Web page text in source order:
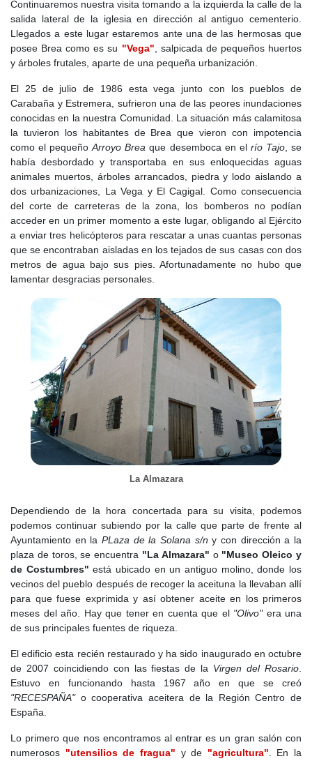
extramuros:
San Roque , a unos 100 metros del pueblo. Santa Catalina, en un
cerro, que antiguamente pudo haber sido una parroquia yLa
Concepción de Nuestra Señora.
A nivel administrativo, Brea dependía del Consejo de Castilla y del
marqués de Mondéjar, quien tenía la potestad de nombrar los
cargos de justicia. La jurisdicción local incluía un alcalde mayor,
dos corregidores, un alguacil, un escribano y un procurador.
Hacia finales del siglo XVIII, la población de Brea alcanzó los 260
vecinos, según Tomás López en 1788. Sin embargo, la villa
seguía siendo un enclave eminentemente agrícola, con pocas
oportunidades de diversificación económica.
Siglo XIX
. En 1808, durante la Guerra de la Independencia, Brea
fue escenario de enfrentamientos, ya que formaba parte del área
de acción del guerrillero
Juan Martín "El Empecinado"
. En 1833,
con la reorganización territorial de España, Brea dejó de formar
Madrid, dentro del partido judicial de Chinchón. La
Desamortización de Mendizábal (1835) afectó sus propiedades
eclesiásticas.
El Diccionario de Madoz (1847) describe a Brea como una villa
con 800 habitantes, un territorio árido con montes y cultivos de
trigo, cebada, olivos y zumaque. Su economía se basaba en la
agricultura y la ganadería ovina y caprina. Se mencionan dos
molinos de aceite y una posada. Sin embargo, la población
experimentó un descenso a finales del siglo XIX. En 1897, se
construyó la ermita de San Isidro. También se levantaron la
escuela primaria y la casa consistorial.
embargo, la iglesia sufrió daños y perdió parte de su mobiliario
litúrgico. En las décadas de 1940-1950, tras la guerra, se
realizaron obras de reconstrucción, incluyendo la reforma del
ayuntamiento y la construcción del grupo escolar. También se
mejoró el suministro de agua con un depósito en 1958.
En 1964, se construyó una clínica con vivienda para el médico.
En 1970, se inauguró el nuevo cementerio. Durante estos años,
la despoblación se intensificó por la migración a Madrid, aunque
Roque. Entre 1980 y 1990, Brea sufrió un descenso del 13% en
su población, con un envejecimiento demográfico progresivo. La
actividad agrícola cayó y la ganadería pasó a estar dominada por
el sector porcino. Entre las mejoras urbanas destacaron la
apertura del Centro de Actividades Juan Carlos I (1993), la
construcción de la piscina municipal (1997) y la restauración del
antiguo pósito en 1995.
Continuaremos nuestra visita tomando a la izquierda la calle de la
salida lateral de la iglesia en dirección al antiguo cementerio.
Llegados a este lugar estaremos ante una de las hermosas que
posee Brea como es su "Vega", salpicada de pequeños huertos
y árboles frutales, aparte de una pequeña urbanización.
El 25 de julio de 1986 esta vega junto con los pueblos de
Carabaña y Estremera, sufrieron una de las peores inundaciones
conocidas en la nuestra Comunidad. La situación más calamitosa
la tuvieron los habitantes de Brea que vieron con impotencia
como el pequeñoArroyo Brea que desemboca en el río Tajo, se
había desbordado y transportaba en sus enloquecidas aguas
animales muertos, árboles arrancados, piedra y lodo aislando a
dos urbanizaciones, La Vega y El Cagigal. Como consecuencia
del corte de carreteras de la zona, los bomberos no podían
acceder en un primer momento a este lugar, obligando al Ejército
a enviar tres helicópteros para rescatar a unas cuantas personas
que se encontraban aisladas en los tejados de sus casas con dos
metros de agua bajo sus pies. Afortunadamente no hubo que
lamentar desgracias personales.
La Almazara
Dependiendo de la hora concertada para su visita, podemos
podemos continuar subiendo por la calle que parte de frente al
Ayuntamiento en la PLaza de la Solana s/n y con dirección a la
plaza de toros, se encuentra "La Almazara" o "Museo Oleico y
de Costumbres" está ubicado en un antiguo molino, donde los
vecinos del pueblo después de recoger la aceituna la llevaban allí
para que fuese exprimida y así obtener aceite en los primeros
meses del año. Hay que tener en cuenta que el "Olivo"era una
de sus principales fuentes de riqueza.
El edificio esta recién restaurado y ha sido inaugurado en octubre
de 2007 coincidiendo con las fiestas de la Virgen del Rosario.
Estuvo en funcionando hasta 1967 año en que se creó
"RECESPAÑA"o cooperativa aceitera de la Región Centro de
España.
Lo primero que nos encontramos al entrar es un gran salón con
numerosos "utensilios de fragua" y de "agricultura". En la